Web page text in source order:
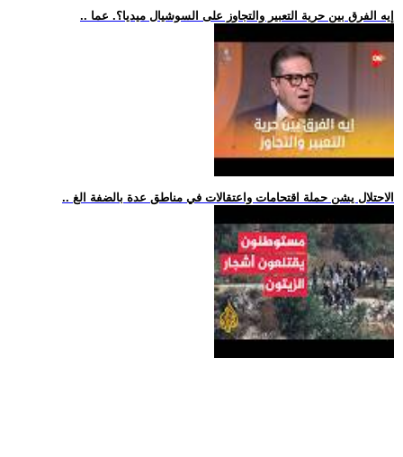
.. إيه الفرق بين حرية التعبير والتجاوز على السوشيال ميديا؟. عما
.. الاحتلال يشن حملة اقتحامات واعتقالات في مناطق عدة بالضفة الغ